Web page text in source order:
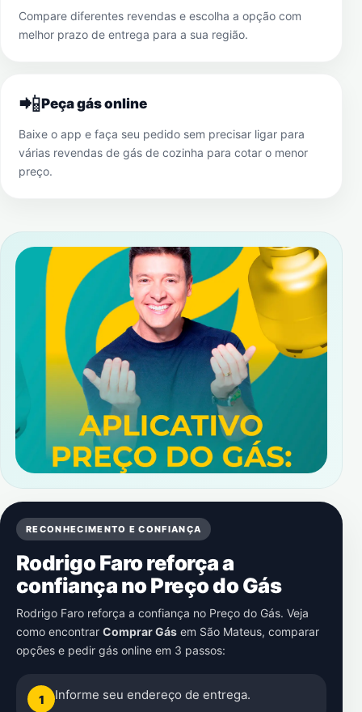
Compare diferentes revendas e escolha a opção com
melhor prazo de entrega para a sua região.
📲Peça gás online
Baixe o app e faça seu pedido sem precisar ligar para
várias revendas de gás de cozinha para cotar o menor
preço.
RECONHECIMENTO E CONFIANÇA
Rodrigo Faro reforça a
confiança no Preço do Gás
Rodrigo Faro reforça a confiança no Preço do Gás. Veja
como encontrar Comprar Gás em São Mateus, comparar
opções e pedir gás online em 3 passos:
1 Informe seu endereço de entrega.